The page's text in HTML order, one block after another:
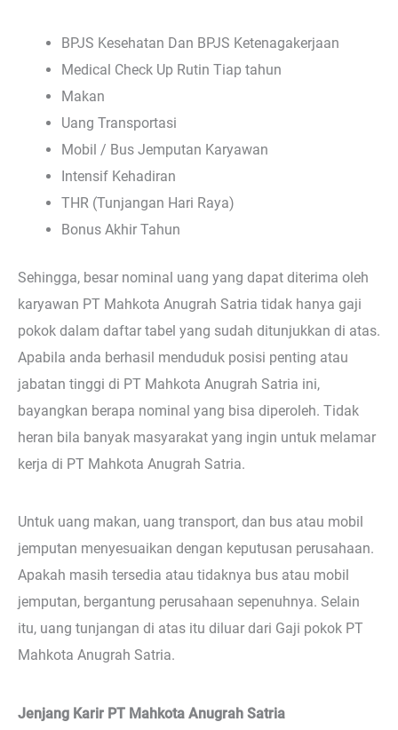
BPJS Kesehatan Dan BPJS Ketenagakerjaan
Medical Check Up Rutin Tiap tahun
Makan
Uang Transportasi
Mobil / Bus Jemputan Karyawan
Intensif Kehadiran
THR (Tunjangan Hari Raya)
Bonus Akhir Tahun
Sehingga, besar nominal uang yang dapat diterima oleh
karyawan PT Mahkota Anugrah Satria tidak hanya gaji
pokok dalam daftar tabel yang sudah ditunjukkan di atas.
Apabila anda berhasil menduduk posisi penting atau
jabatan tinggi di PT Mahkota Anugrah Satria ini,
bayangkan berapa nominal yang bisa diperoleh. Tidak
heran bila banyak masyarakat yang ingin untuk melamar
kerja di PT Mahkota Anugrah Satria.
Untuk uang makan, uang transport, dan bus atau mobil
jemputan menyesuaikan dengan keputusan perusahaan.
Apakah masih tersedia atau tidaknya bus atau mobil
jemputan, bergantung perusahaan sepenuhnya. Selain
itu, uang tunjangan di atas itu diluar dari Gaji pokok PT
Mahkota Anugrah Satria.
Jenjang Karir PT Mahkota Anugrah Satria